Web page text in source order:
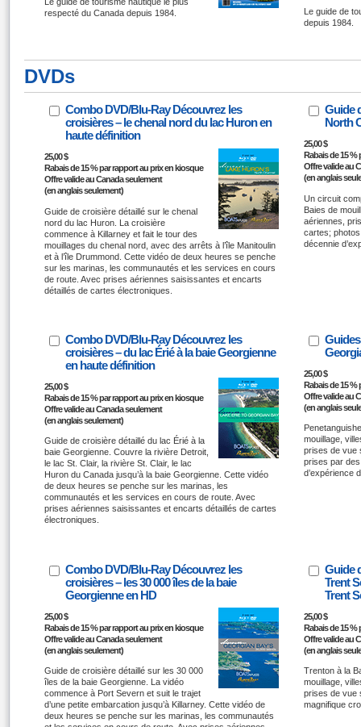
respecté du Canada depuis 1984.
Le guide de
depuis 1984.
DVDs
Combo DVD/Blu-Ray Découvrez les
croisières – le chenal nord du lac Huron en
haute définition
25,00 $
Rabais de 15 % par rapport au prix en kiosque
Offre valide au Canada seulement
(en anglais seulement)
Guide de croisière détaillé sur le chenal
nord du lac Huron. La croisière
commence à Killarney et fait le tour des
mouillages du chenal nord, avec des arrêts à l’île Manitoulin
et à l’île Drummond. Cette vidéo de deux heures se penche
sur les marinas, les communautés et les services en cours
de route. Avec prises aériennes saisissantes et encarts
détaillés de cartes électroniques.
Guide
North
25,00 $
Rabais de 15
Offre valide au
(en anglais
Un circuit
Baies de
aériennes,
cartes;
décennie
Combo DVD/Blu-Ray Découvrez les
croisières – du lac Érié à la baie Georgienne
en haute définition
25,00 $
Rabais de 15 % par rapport au prix en kiosque
Offre valide au Canada seulement
(en anglais seulement)
Guide de croisière détaillé du lac Érié à la
baie Georgienne. Couvre la rivière Detroit,
le lac St. Clair, la rivière St. Clair, le lac
Huron du Canada jusqu’à la baie Georgienne. Cette vidéo
de deux heures se penche sur les marinas, les
communautés et les services en cours de route. Avec
prises aériennes saisissantes et encarts détaillés de cartes
électroniques.
25,00 $
Rabais de 15
Offre valide au
(en anglais
mouillage,
prises de vue
prises par
d’expérience
Combo DVD/Blu-Ray Découvrez les
croisières – les 30 000 îles de la baie
Georgienne en HD
25,00 $
Rabais de 15 % par rapport au prix en kiosque
Offre valide au Canada seulement
(en anglais seulement)
Guide de croisière détaillé sur les 30 000
îles de la baie Georgienne. La vidéo
commence à Port Severn et suit le trajet
d’une petite embarcation jusqu’à Killarney. Cette vidéo de
deux heures se penche sur les marinas, les communautés
Guide
Trent
Trent
25,00 $
Rabais de 15 %
Offre valide au
(en anglais
Trenton à la
mouillage,
prises de vue
magnifique